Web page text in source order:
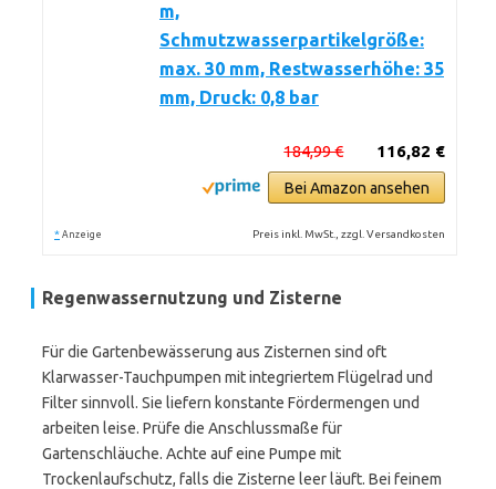
m,
Schmutzwasserpartikelgröße:
max. 30 mm, Restwasserhöhe: 35
mm, Druck: 0,8 bar
116,82 €
184,99 €
Bei Amazon ansehen
* Anzeige Preis inkl. MwSt., zzgl. Versandkosten
Regenwassernutzung und Zisterne
Für die Gartenbewässerung aus Zisternen sind oft
Klarwasser-Tauchpumpen mit integriertem Flügelrad und
Filter sinnvoll. Sie liefern konstante Fördermengen und
arbeiten leise. Prüfe die Anschlussmaße für
Gartenschläuche. Achte auf eine Pumpe mit
Trockenlaufschutz, falls die Zisterne leer läuft. Bei feinem